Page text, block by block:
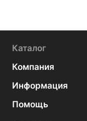
Каталог
Компания
Информация
Помощь